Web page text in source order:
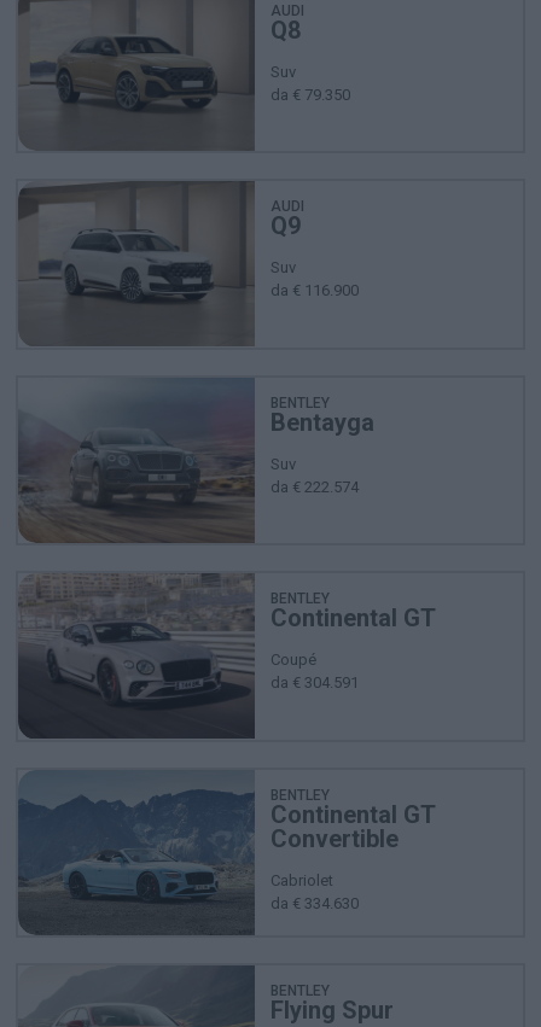
AUDI
Q8
Suv
da € 79.350
AUDI
Q9
Suv
da € 116.900
BENTLEY
Bentayga
Suv
da € 222.574
BENTLEY
Continental GT
Coupé
da € 304.591
BENTLEY
Continental GT
Convertible
Cabriolet
da € 334.630
BENTLEY
Flying Spur